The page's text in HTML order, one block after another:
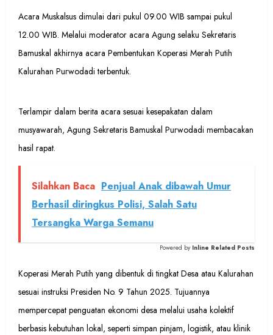
Acara Muskalsus dimulai dari pukul 09.00 WIB sampai pukul
12.00 WIB. Melalui moderator acara Agung selaku Sekretaris
Bamuskal akhirnya acara Pembentukan Koperasi Merah Putih
Kalurahan Purwodadi terbentuk.
Terlampir dalam berita acara sesuai kesepakatan dalam
musyawarah, Agung Sekretaris Bamuskal Purwodadi membacakan
hasil rapat.
Silahkan Baca Penjual Anak dibawah Umur
Berhasil diringkus Polisi, Salah Satu
Tersangka Warga Semanu
Powered by Inline Related Posts
Koperasi Merah Putih yang dibentuk di tingkat Desa atau Kalurahan
sesuai instruksi Presiden No. 9 Tahun 2025. Tujuannya
mempercepat penguatan ekonomi desa melalui usaha kolektif
berbasis kebutuhan lokal, seperti simpan pinjam, logistik, atau klinik